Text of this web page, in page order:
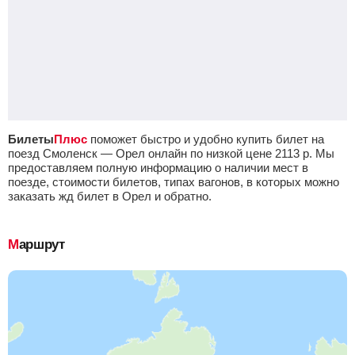
БилетыПлюс поможет быстро и удобно купить билет на
поезд Смоленск — Орел онлайн по низкой цене 2113 р. Мы
предоставляем полную информацию о наличии мест в
поезде, стоимости билетов, типах вагонов, в которых можно
заказать жд билет в Орел и обратно.
Маршрут